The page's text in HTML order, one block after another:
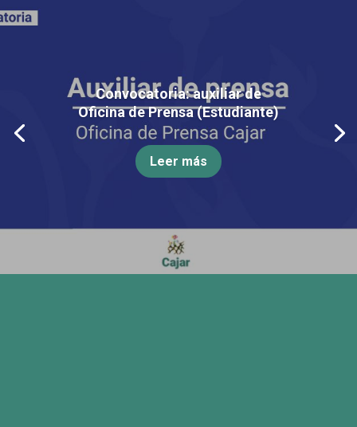
Convocatoria: auxiliar de
Oficina de Prensa (Estudiante)
Leer más